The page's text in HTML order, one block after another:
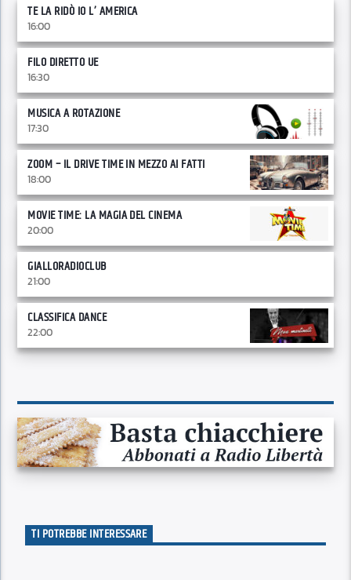
TE LA RIDÒ IO L’ AMERICA
16:00
FILO DIRETTO UE
16:30
MUSICA A ROTAZIONE
17:30
ZOOM – IL DRIVE TIME IN MEZZO AI FATTI
18:00
MOVIE TIME: LA MAGIA DEL CINEMA
20:00
GIALLORADIOCLUB
21:00
CLASSIFICA DANCE
22:00
TI POTREBBE INTERESSARE